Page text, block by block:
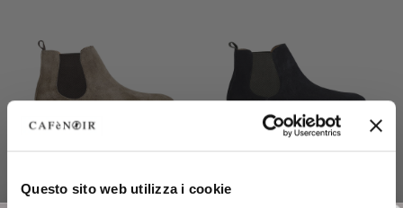
Questo sito web utilizza i cookie